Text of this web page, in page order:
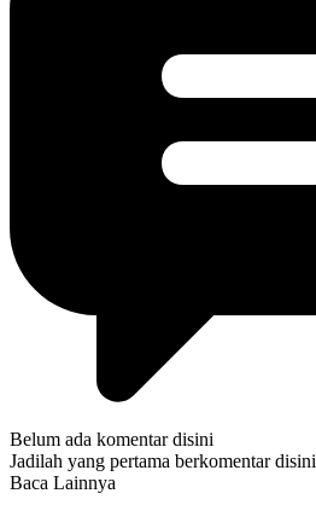
Belum ada komentar disini
Jadilah yang pertama berkomentar disini
Baca Lainnya